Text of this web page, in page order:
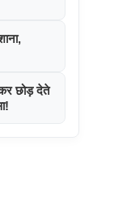
छोड़ देते